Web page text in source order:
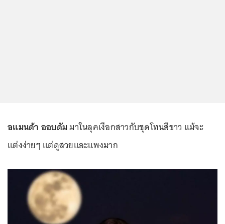
อแมนด้า ออบดัมมาในลุคเงือกสาวกับชุดโทนสีขาว แม้จะ
แต่งง่ายๆ แต่ดูสวยและแพงมาก